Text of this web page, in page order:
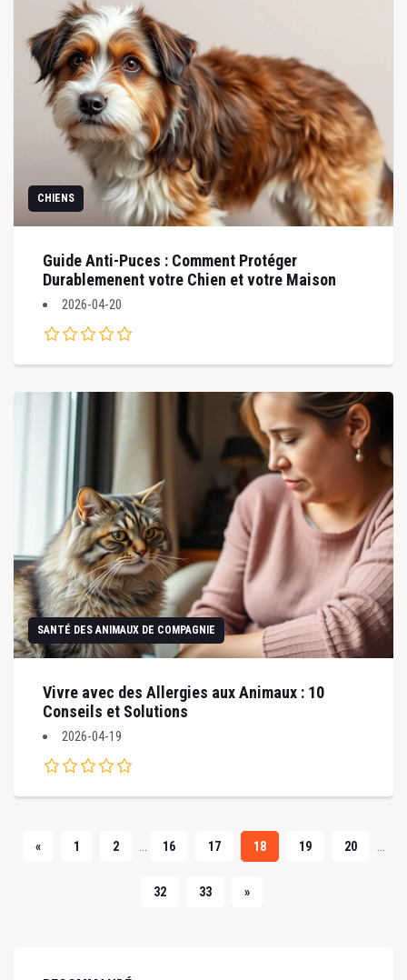
CHIENS
Guide Anti-Puces : Comment Protéger
Durablemenent votre Chien et votre Maison
2026-04-20
SANTÉ DES ANIMAUX DE COMPAGNIE
Vivre avec des Allergies aux Animaux : 10
Conseils et Solutions
2026-04-19
« 1 2 ... 16 17 18 19 20 ...
32 33 »